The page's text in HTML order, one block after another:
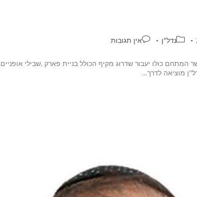
נדל"ן אין תגובות
דירות חדשות כאשר המתחם כולו יעבור שדרוג מקיף הכולל בניית פארק ,שבילי
מוציאה לדרך…